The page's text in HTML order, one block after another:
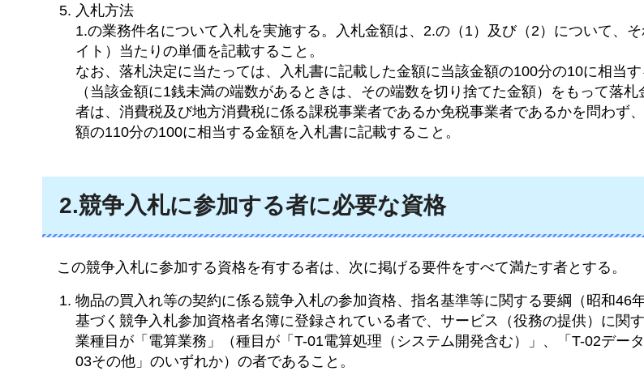
入札方法
1.の業務件名について入札を実施する。入札金額は、2.の（1）及び（2）について、
イト）当たりの単価を記載すること。
なお、落札決定に当たっては、入札書に記載した金額に当該金額の100分の10に相当
（当該金額に1銭未満の端数があるときは、その端数を切り捨てた金額）をもって落
者は、消費税及び地方消費税に係る課税事業者であるか免税事業者であるかを問わず
額の110分の100に相当する金額を入札書に記載すること。
2.競争入札に参加する者に必要な資格
こ の競争入札に参加する資格を有する者は、次に掲げる要件をすべて満たす者とする。
物品の買入れ等の契約に係る競争入札の参加資格、指名基準等に関する要綱（昭和46
基づく競争入札参加資格者名簿に登録されている者で、サービス（役務の提供）に関
業種目が「電算業務」（種目が「T-01電算処理（システム開発含む）」、「T-02デー
03その他」のいずれか）の者であること。